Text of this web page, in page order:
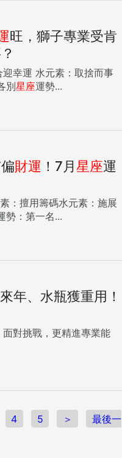
旺，獅子專業受肯
素：和不確定性共處 各別星座運勢...
財運 ！7月星座運
：擅用籌碼水元素：施展
勢：第一名...
年、水瓶獲重用！
4 5 ＞
最後一